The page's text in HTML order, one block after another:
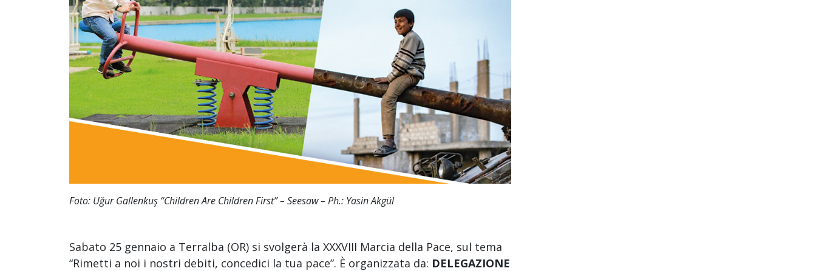
Foto: Uğur Gallenkuş “Children Are Children First” – Seesaw – Ph.: Yasin Akgül
Sabato 25 gennaio a Terralba (OR) si svolgerà la XXXVIII Marcia della Pace, sul tema
“Rimetti a noi i nostri debiti, concedici la tua pace”. È organizzata da: DELEGAZIONE